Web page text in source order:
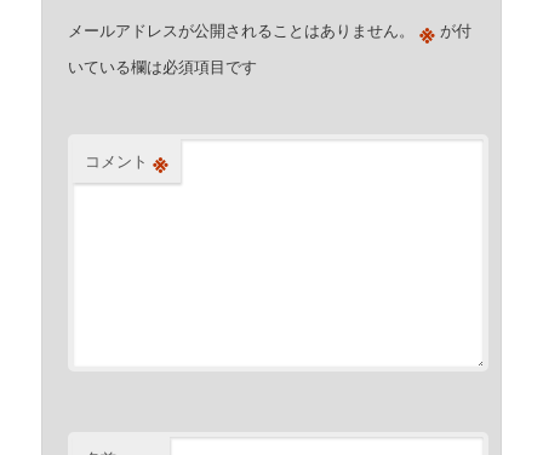
メールアドレスが公開されることはありません。 ※ が付
いている欄は必須項目です
コメント ※